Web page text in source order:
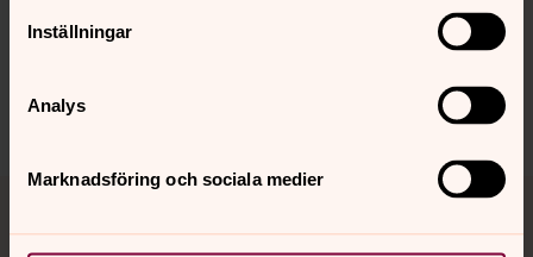
Inställningar
Analys
Marknadsföring och sociala medier
innehåll?
Dela
Tillbaka till toppen
Tillbaka till innehållet